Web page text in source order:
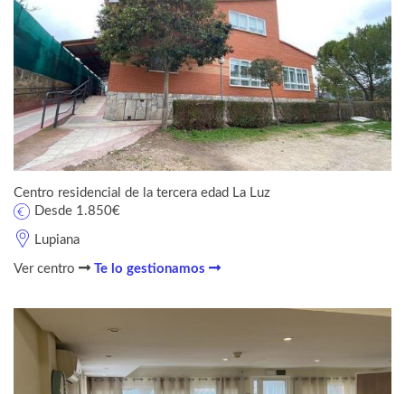
Centro residencial de la tercera edad La Luz
Lupiana
Desde 1.850€
Ver centro Te lo gestionamos